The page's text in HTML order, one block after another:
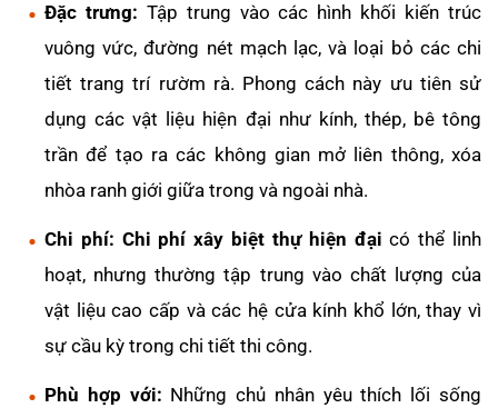
Đặc trưng: Tập trung vào các hình khối kiến trúc
vuông vức, đường nét mạch lạc, và loại bỏ các chi
tiết trang trí rườm rà. Phong cách này ưu tiên sử
dụng các vật liệu hiện đại như kính, thép, bê tông
trần để tạo ra các không gian mở liên thông, xóa
nhòa ranh giới giữa trong và ngoài nhà.
Chi phí: Chi phí xây biệt thự hiện đại có thể linh
hoạt, nhưng thường tập trung vào chất lượng của
vật liệu cao cấp và các hệ cửa kính khổ lớn, thay vì
sự cầu kỳ trong chi tiết thi công.
Phù hợp với: Những chủ nhân yêu thích lối sống